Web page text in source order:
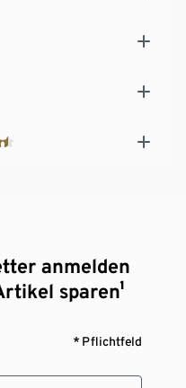
anmelden
sparen¹
* Pflichtfeld